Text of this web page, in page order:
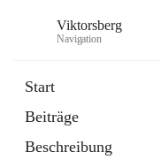
Viktorsberg
Navigation
Start
Beiträge
Beschreibung